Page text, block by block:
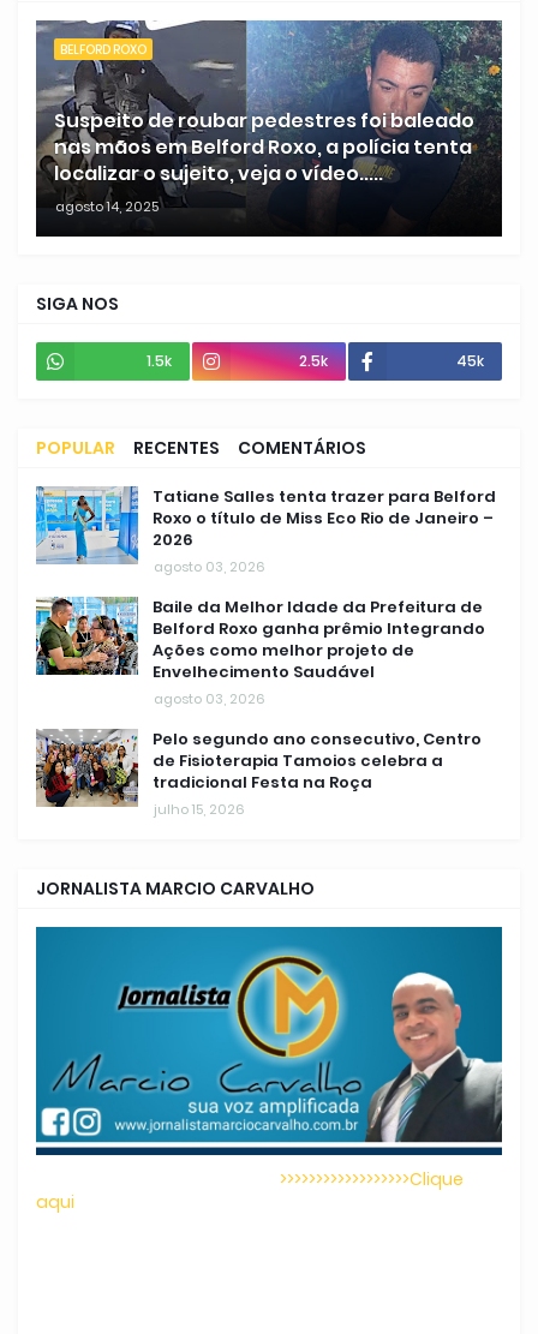
BELFORD ROXO
Suspeito de roubar pedestres foi baleado
nas mãos em Belford Roxo, a polícia tenta
localizar o sujeito, veja o vídeo.....
agosto 14, 2025
SIGA NOS
1.5k 2.5k 45k
POPULAR RECENTES COMENTÁRIOS
Tatiane Salles tenta trazer para Belford
Roxo o título de Miss Eco Rio de Janeiro –
2026
agosto 03, 2026
Baile da Melhor Idade da Prefeitura de
Belford Roxo ganha prêmio Integrando
Ações como melhor projeto de
Envelhecimento Saudável
agosto 03, 2026
Pelo segundo ano consecutivo, Centro
de Fisioterapia Tamoios celebra a
tradicional Festa na Roça
julho 15, 2026
JORNALISTA MARCIO CARVALHO
>>>>>>>>>>>>>>>>>>Clique
aqui